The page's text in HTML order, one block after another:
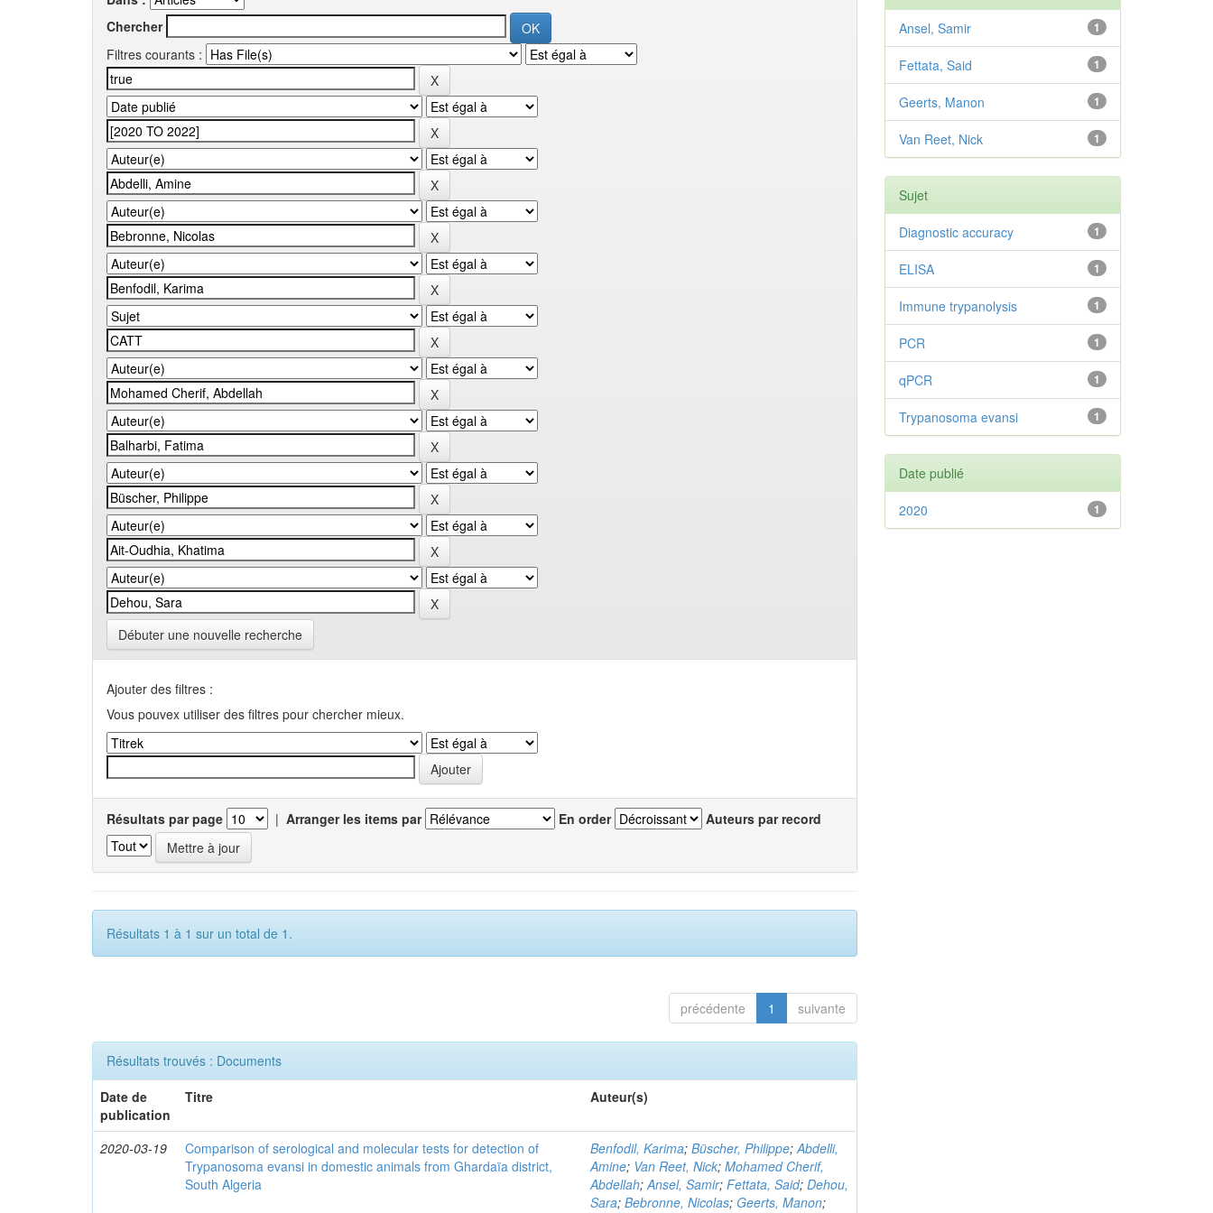
Chercher
Filtres courants :
Débuter une nouvelle recherche
Ajouter des filtres :
Vous pouvex utiliser des filtres pour chercher mieux.
Résultats par page | Arranger les items par En order Auteurs par record
Résultats 1 à 1 sur un total de 1.
précédente 1 suivante
Résultats trouvés : Documents
Date de
publication
Titre Auteur(s)
2020-03-19
Comparison of serological and molecular tests for detection of
Trypanosoma evansi in domestic animals from Ghardaïa district,
South Algeria
Benfodil, Karima;Büscher, Philippe;Abdelli,
Amine; Van Reet, Nick;Mohamed Cherif,
Abdellah;Ansel, Samir;Fettata, Said;Dehou,
Sara;Bebronne, Nicolas; Geerts, Manon;
1
Ansel, Samir
1
Fettata, Said
1
Geerts, Manon
1
Van Reet, Nick
Sujet
1
Diagnostic accuracy
1
ELISA
1
Immune trypanolysis
1
PCR
1
qPCR
1
Trypanosoma evansi
Date publié
1
2020